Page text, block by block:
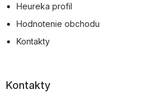
Heureka profil
Hodnotenie obchodu
Kontakty
Kontakty